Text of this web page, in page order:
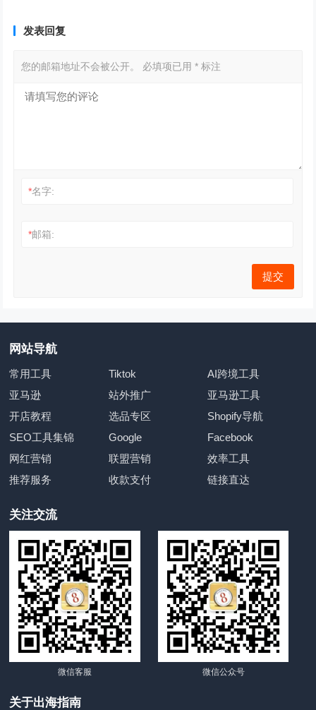
发表回复
您的邮箱地址不会被公开。 必填项已用* 标注
*名字:
*邮箱:
网站导航
常用工具 Tiktok
AI跨境工具
亚马逊
站外推广
亚马逊工具
开店教程
选品专区
Shopify导航
SEO工具集锦
Google
Facebook
网红营销
联盟营销
效率工具
推荐服务
收款支付 链接直达
关注交流
微信客服 微信公众号
关于出海指南